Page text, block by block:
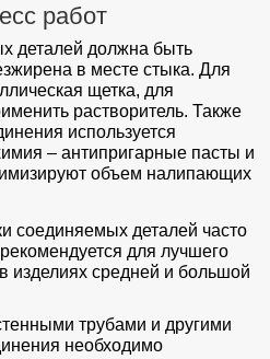
работ
деталей должна быть
в месте стыка. Для
щетка, для
растворитель. Также
используется
– антипригарные пасты и
объем налипающих
соединяемых деталей часто
для лучшего
изделиях средней и большой
трубами и другими
необходимо